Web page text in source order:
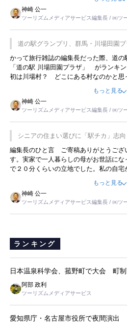
神崎 公一
ツーリズムメディアサービス編集長 / ㈱ツ
道の駅グランプリ、群馬・川場田園
かって旅行雑誌の編集長だった際、道
「道の駅 川場田園プラザ」 がランキ
初は川場村？ どこにある村なのかと思
永井 彰一社長にインタビューしたら、
した。プレゼンも巧みで、今でも思い出
は、従業員に東京ディズニーランドを見
の何かを理解してもらっていることです
プレミアムヨーグルトを販売するにあ
です。永井社長は、駐車場に都内ナンバ
ことに目をつけ、高級商品でも売れると
事を懐かしく読みました。
もっと見る
神崎 公一
ツーリズムメディアサービス編集長 / ㈱ツ
シニアの住まい選びに「駅チカ」志
暮らし
編集長のひと言 ご寄稿ありがとうござ
す。実家で一人暮らしの母がお世話に
で２０分くらいの立地でした。私の自宅
ました。母の住まいから近いという理由
すが、私と妹にとっては、半日仕事でで
は、当人だけではなく、世話をする家族
と思いました。
もっと見る
神崎 公一
ツーリズムメディアサービス編集長 / ㈱ツ
ランキング
日本温泉科学会、菰野町で大会 町
阿部 政利
ツーリズムメディアサービス
愛知県庁・名古屋市役所で夜間演出